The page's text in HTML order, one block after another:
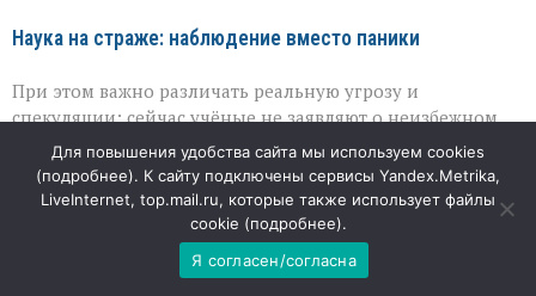
Наука на страже: наблюдение вместо паники
При этом важно различать реальную угрозу и
спекуляции: сейчас учёные не заявляют о неизбежном
извержении, но внимательно отслеживают любые
изменения. Сейсмические станции, спутниковые данные
и анализ газов помогают держать руку на пульсе и
вовремя замечать тревожные признаки. Такой
мониторинг — не про нагнетание страхов, а про
способность заранее просчитывать риски и понимать,
Для повышения удобства сайта мы используем cookies
(подробнее). К сайту подключены сервисы Yandex.Metrika,
LiveInternet, top.mail.ru, которые также использует файлы
cookie (подробнее).
Я согласен/согласна